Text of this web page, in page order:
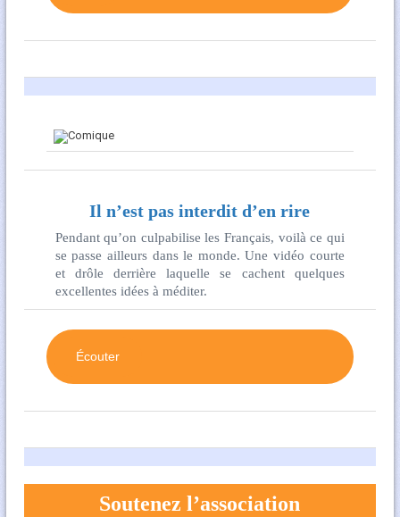
Il n’est pas interdit d’en rire
Pendant qu’on culpabilise les Français, voilà ce qui
se passe ailleurs dans le monde. Une vidéo courte
et drôle derrière laquelle se cachent quelques
excellentes idées à méditer.
Écouter
Soutenez l’association